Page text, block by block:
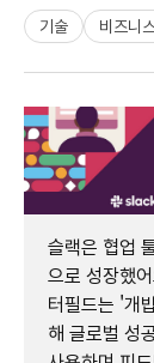
기술 비즈니
슬랙은 협업
으로 성장했
터필드는 '개
해 글로벌 성